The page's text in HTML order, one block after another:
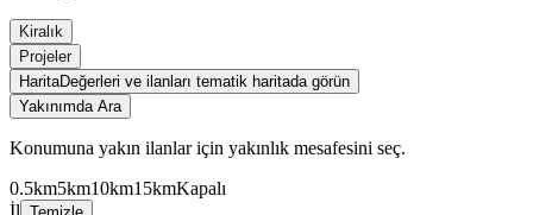
Kiralık
Projeler
HaritaDeğerleri ve ilanları tematik haritada görün
Yakınımda Ara
Konumuna yakın ilanlar için yakınlık mesafesini seç.
0.5km5km10km15kmKapalı
İl